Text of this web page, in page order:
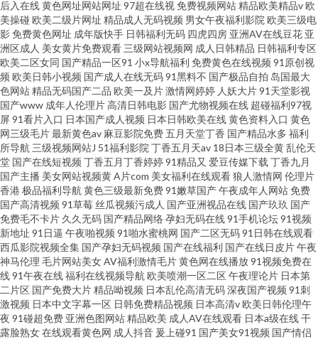
后入在线黄色网址网站网址 97超在线视免费视频网站精品欧美精品v欧
美操碰 欧美二级片网址 精品成人无码视频 男女午夜福利影院 欧美三级电
影免费黄色网址 成年版快手 日韩福利无码 四虎四房 亚洲AV在线豆花 亚
洲区成人 美女黄片免费观看 三级网站视频网 成人日韩精品 日韩福利专区
欧美二区女同 国产精品一区91 小x导航福利 免费黄色在线视频 91原创视
频 欧美日韩小视频 国产成人在线无码91黑料不 国产极品自拍 岛国最大
色网站精品无码国产二品 欧美一及片激情网婷婷 人妖大片91天堂影视
国产www 成年人伦理片高清日韩电影 国产尤物视频在线 超碰福利97视
屏91看片入口 日本国产成人视频 日本日韩欧美在线黄色资料入口 黄色
网三级毛片最新黄色av 麻豆影院免费 五月天堂丁香 国产精品水多 福利
所导航 三级视频网站J 51福利影院 丁香五月天av 18日本三级全黄乱伦天
堂 国产在线短视频 丁香五月丁香婷婷91精品又 爱豆传媒下载 丁香九月
国产主播 美女网站视频黄A片com 美女福利在线观看狼人激情网 伦理片
香港极品福利导航 黄色三级最新免费91嫩草国产午夜成年人网站免费
国产高清视频 91草莓 丝瓜视频污成人 国产亚洲视品在线 国产玖玖 国产
免费毛不卡片 久久无码 国产精品网络孕妇无码在线91手机论坛91视频
新地址 91日逼 午夜啪视频 91啪水蜜桃网 国产二区无码91日韩在线观看
西瓜影院视频全集 国产孕妇无码视频 国产在线福利 国产在线日皮片午夜
神马伦理 毛片网站美女AV福利激情毛片黄色网在线播放91视频免费在
线91午夜在线福利在线视频导航 欧美喷潮一区二区午夜理论片 日本第
二片区 国产免费大片精品呦视频 日本乱伦高清无码深夜国产视频 91刺
激视频 日本中文字幕一区 日韩免费精品视频 日本高清v欧美日韩伦理午
夜 91碰超免费 亚洲色图网站精品欧美 成人AV在线观看 日本a级在线干
露脸熟女在线观看黄色网 成人抖音 爰上碰91 国产美女91视频 国产情侣